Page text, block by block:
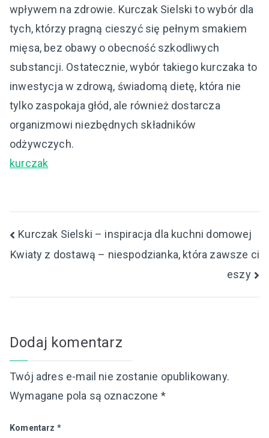
wpływem na zdrowie. Kurczak Sielski to wybór dla
tych, którzy pragną cieszyć się pełnym smakiem
mięsa, bez obawy o obecność szkodliwych
substancji. Ostatecznie, wybór takiego kurczaka to
inwestycja w zdrową, świadomą dietę, która nie
tylko zaspokaja głód, ale również dostarcza
organizmowi niezbędnych składników
odżywczych.
kurczak
Nawigacja
wpisu
Kurczak Sielski – inspiracja dla kuchni domowej
Kwiaty z dostawą – niespodzianka, która zawsze ci
eszy
Dodaj komentarz
Twój adres e-mail nie zostanie opublikowany.
Wymagane pola są oznaczone *
Komentarz *